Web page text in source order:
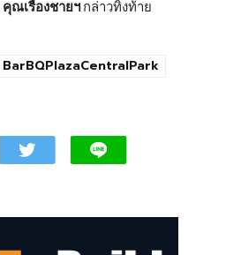
คุณเรืองชายฯกล่าวทิ้งท้าย
BarBQPlazaCentralPark